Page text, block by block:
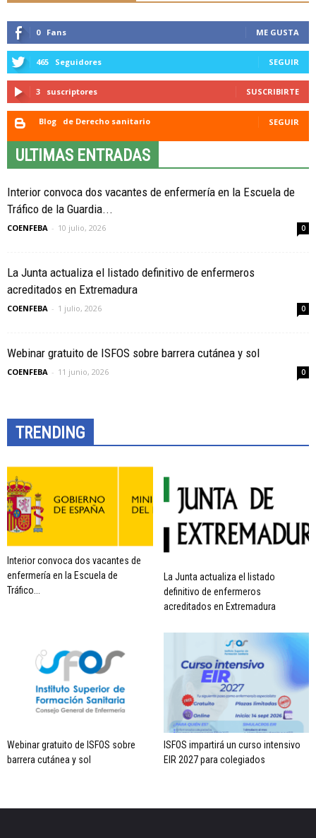
0 Fans ME GUSTA
465 Seguidores SEGUIR
3 suscriptores SUSCRIBIRTE
Blog de Derecho sanitario SEGUIR
ULTIMAS ENTRADAS
Interior convoca dos vacantes de enfermería en la Escuela de
Tráfico de la Guardia...
COENFEBA - 10 julio, 2026 0
La Junta actualiza el listado definitivo de enfermeros
acreditados en Extremadura
COENFEBA - 1 julio, 2026 0
Webinar gratuito de ISFOS sobre barrera cutánea y sol
COENFEBA - 11 junio, 2026 0
TRENDING
Interior convoca dos vacantes de
enfermería en la Escuela de
Tráfico...
La Junta actualiza el listado
definitivo de enfermeros
acreditados en Extremadura
Webinar gratuito de ISFOS sobre
barrera cutánea y sol
ISFOS impartirá un curso intensivo
EIR 2027 para colegiados